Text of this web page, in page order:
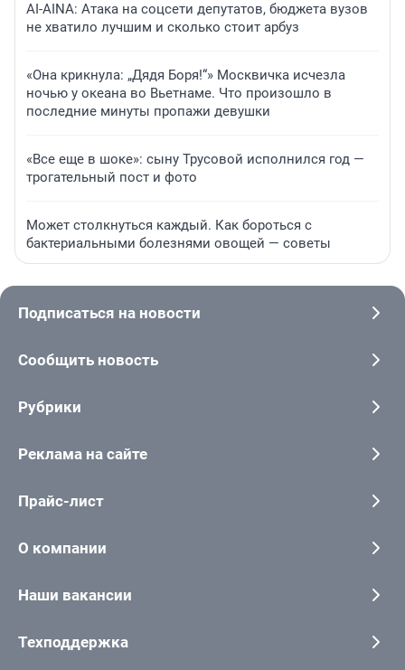
AI-AINA: Атака на соцсети депутатов, бюджета вузов
не хватило лучшим и сколько стоит арбуз
«Она крикнула: „Дядя Боря!“» Москвичка исчезла
ночью у океана во Вьетнаме. Что произошло в
последние минуты пропажи девушки
«Все еще в шоке»: сыну Трусовой исполнился год —
трогательный пост и фото
Может столкнуться каждый. Как бороться с
бактериальными болезнями овощей — советы
Подписаться на новости
Сообщить новость
Рубрики
Реклама на сайте
Прайс-лист
О компании
Наши вакансии
Техподдержка